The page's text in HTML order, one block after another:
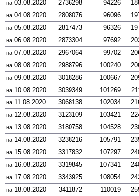
на 03.08.2020 2736298 94226
на 04.08.2020 2808076 96096
на 05.08.2020 2817473 96326
на 06.08.2020 2873304 97692
на 07.08.2020 2967064 99702
на 08.08.2020 2988796 100240
на 09.08.2020 3018286 100667
на 10.08.2020 3039349 101269
на 11.08.2020 3068138 102034
на 12.08.2020 3123109 103421
на 13.08.2020 3180758 104528
на 14.08.2020 3238216 105791
на 15.08.2020 3317832 107297
на 16.08.2020 3319845 107341
на 17.08.2020 3343925 108054
на 18.08.2020 3411872 110019